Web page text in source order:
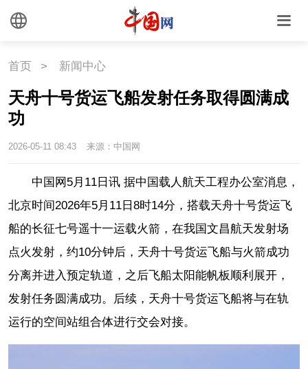
草原
首页 > 新闻中心
天舟十号货运飞船发射任务取得圆满成
功
2026-05-11 08:43 来源：中国网
中国网5月11日讯 据中国载人航天工程办公室消息，
北京时间2026年5月11日8时14分，搭载天舟十号货运飞
船的长征七号遥十一运载火箭，在我国文昌航天发射场
点火发射，约10分钟后，天舟十号货运飞船与火箭成功
分离并进入预定轨道，之后飞船太阳能帆板顺利展开，
发射任务圆满成功。后续，天舟十号货运飞船将与在轨
运行的空间站组合体进行交会对接。